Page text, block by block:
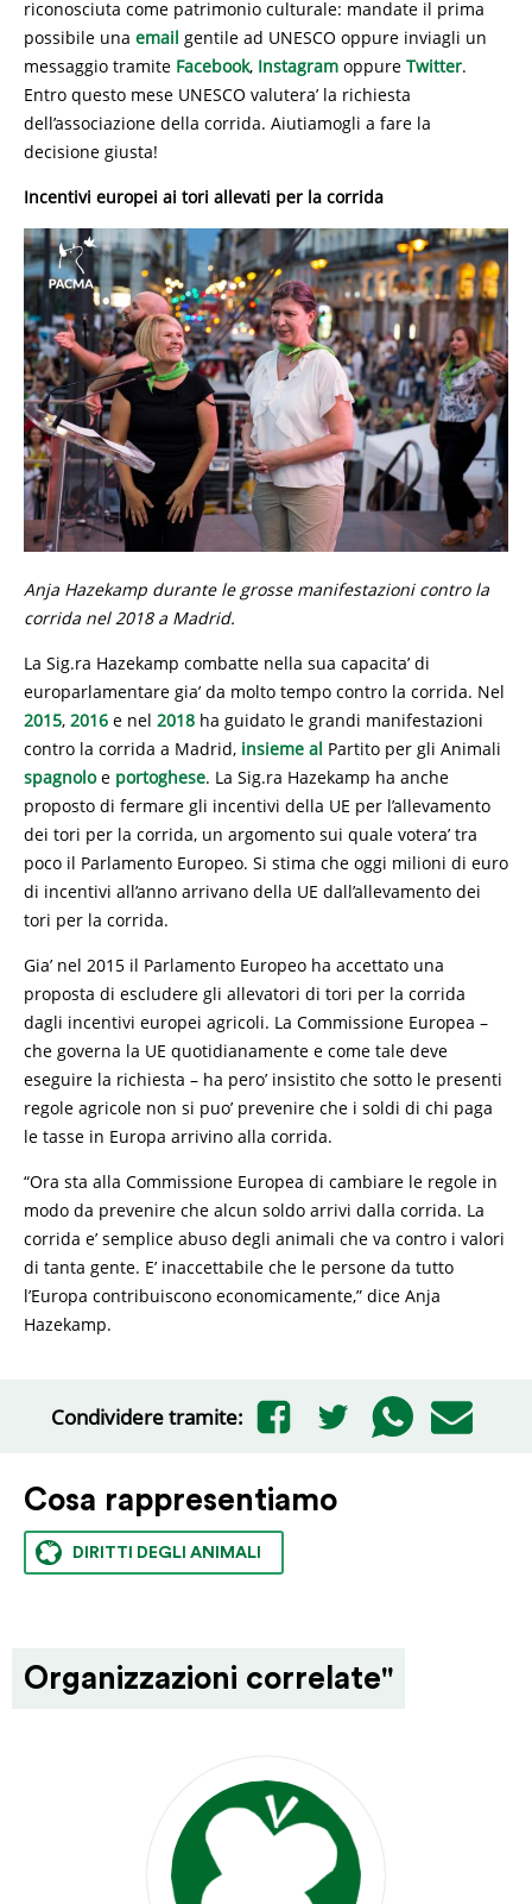
riconosciuta come patrimonio culturale: mandate il prima
possibile una email gentile ad UNESCO oppure inviagli un
messaggio tramite Facebook, Instagram oppure Twitter.
Entro questo mese UNESCO valutera’ la richiesta
dell’associazione della corrida. Aiutiamogli a fare la
decisione giusta!
Incentivi europei ai tori allevati per la corrida
Anja Hazekamp durante le grosse manifestazioni contro la
corrida nel 2018 a Madrid.
La Sig.ra Hazekamp combatte nella sua capacita’ di
europarlamentare gia’ da molto tempo contro la corrida. Nel
2015, 2016 e nel 2018 ha guidato le grandi manifestazioni
contro la corrida a Madrid, insieme al Partito per gli Animali
spagnoloe portoghese. La Sig.ra Hazekamp ha anche
proposto di fermare gli incentivi della UE per l’allevamento
dei tori per la corrida, un argomento sui quale votera’ tra
poco il Parlamento Europeo. Si stima che oggi milioni di euro
di incentivi all’anno arrivano della UE dall’allevamento dei
tori per la corrida.
Gia’ nel 2015 il Parlamento Europeo ha accettato una
proposta di escludere gli allevatori di tori per la corrida
dagli incentivi europei agricoli. La Commissione Europea –
che governa la UE quotidianamente e come tale deve
eseguire la richiesta – ha pero’ insistito che sotto le presenti
regole agricole non si puo’ prevenire che i soldi di chi paga
le tasse in Europa arrivino alla corrida.
“Ora sta alla Commissione Europea di cambiare le regole in
modo da prevenire che alcun soldo arrivi dalla corrida. La
corrida e’ semplice abuso degli animali che va contro i valori
di tanta gente. E’ inaccettabile che le persone da tutto
l’Europa contribuiscono economicamente,” dice Anja
Hazekamp.
Condividere tramite:
Cosa rappresentiamo
DIRITTI DEGLI ANIMALI
Organizzazioni correlate"